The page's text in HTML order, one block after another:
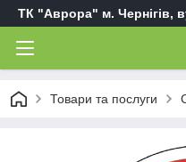
ТК "Аврора" м. Чернігів,
Товари та послуги